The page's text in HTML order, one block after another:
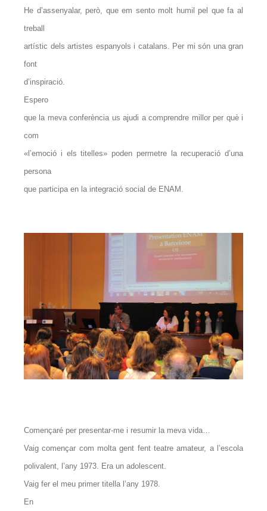
He d’assenyalar, però, que em sento molt humil pel que fa al
treball
artístic dels artistes espanyols i catalans. Per mi són una gran
font
d’inspiració.
Espero
que la meva conferència us ajudi a comprendre millor per què i
com
«l’emoció i els titelles» poden permetre la recuperació d’una
persona
que participa en la integració social de ENAM.
Començaré per presentar-me i resumir la meva vida…
Vaig començar com molta gent fent teatre amateur, a l’escola
polivalent, l’any 1973. Era un adolescent.
Vaig fer el meu primer titella l’any 1978.
En